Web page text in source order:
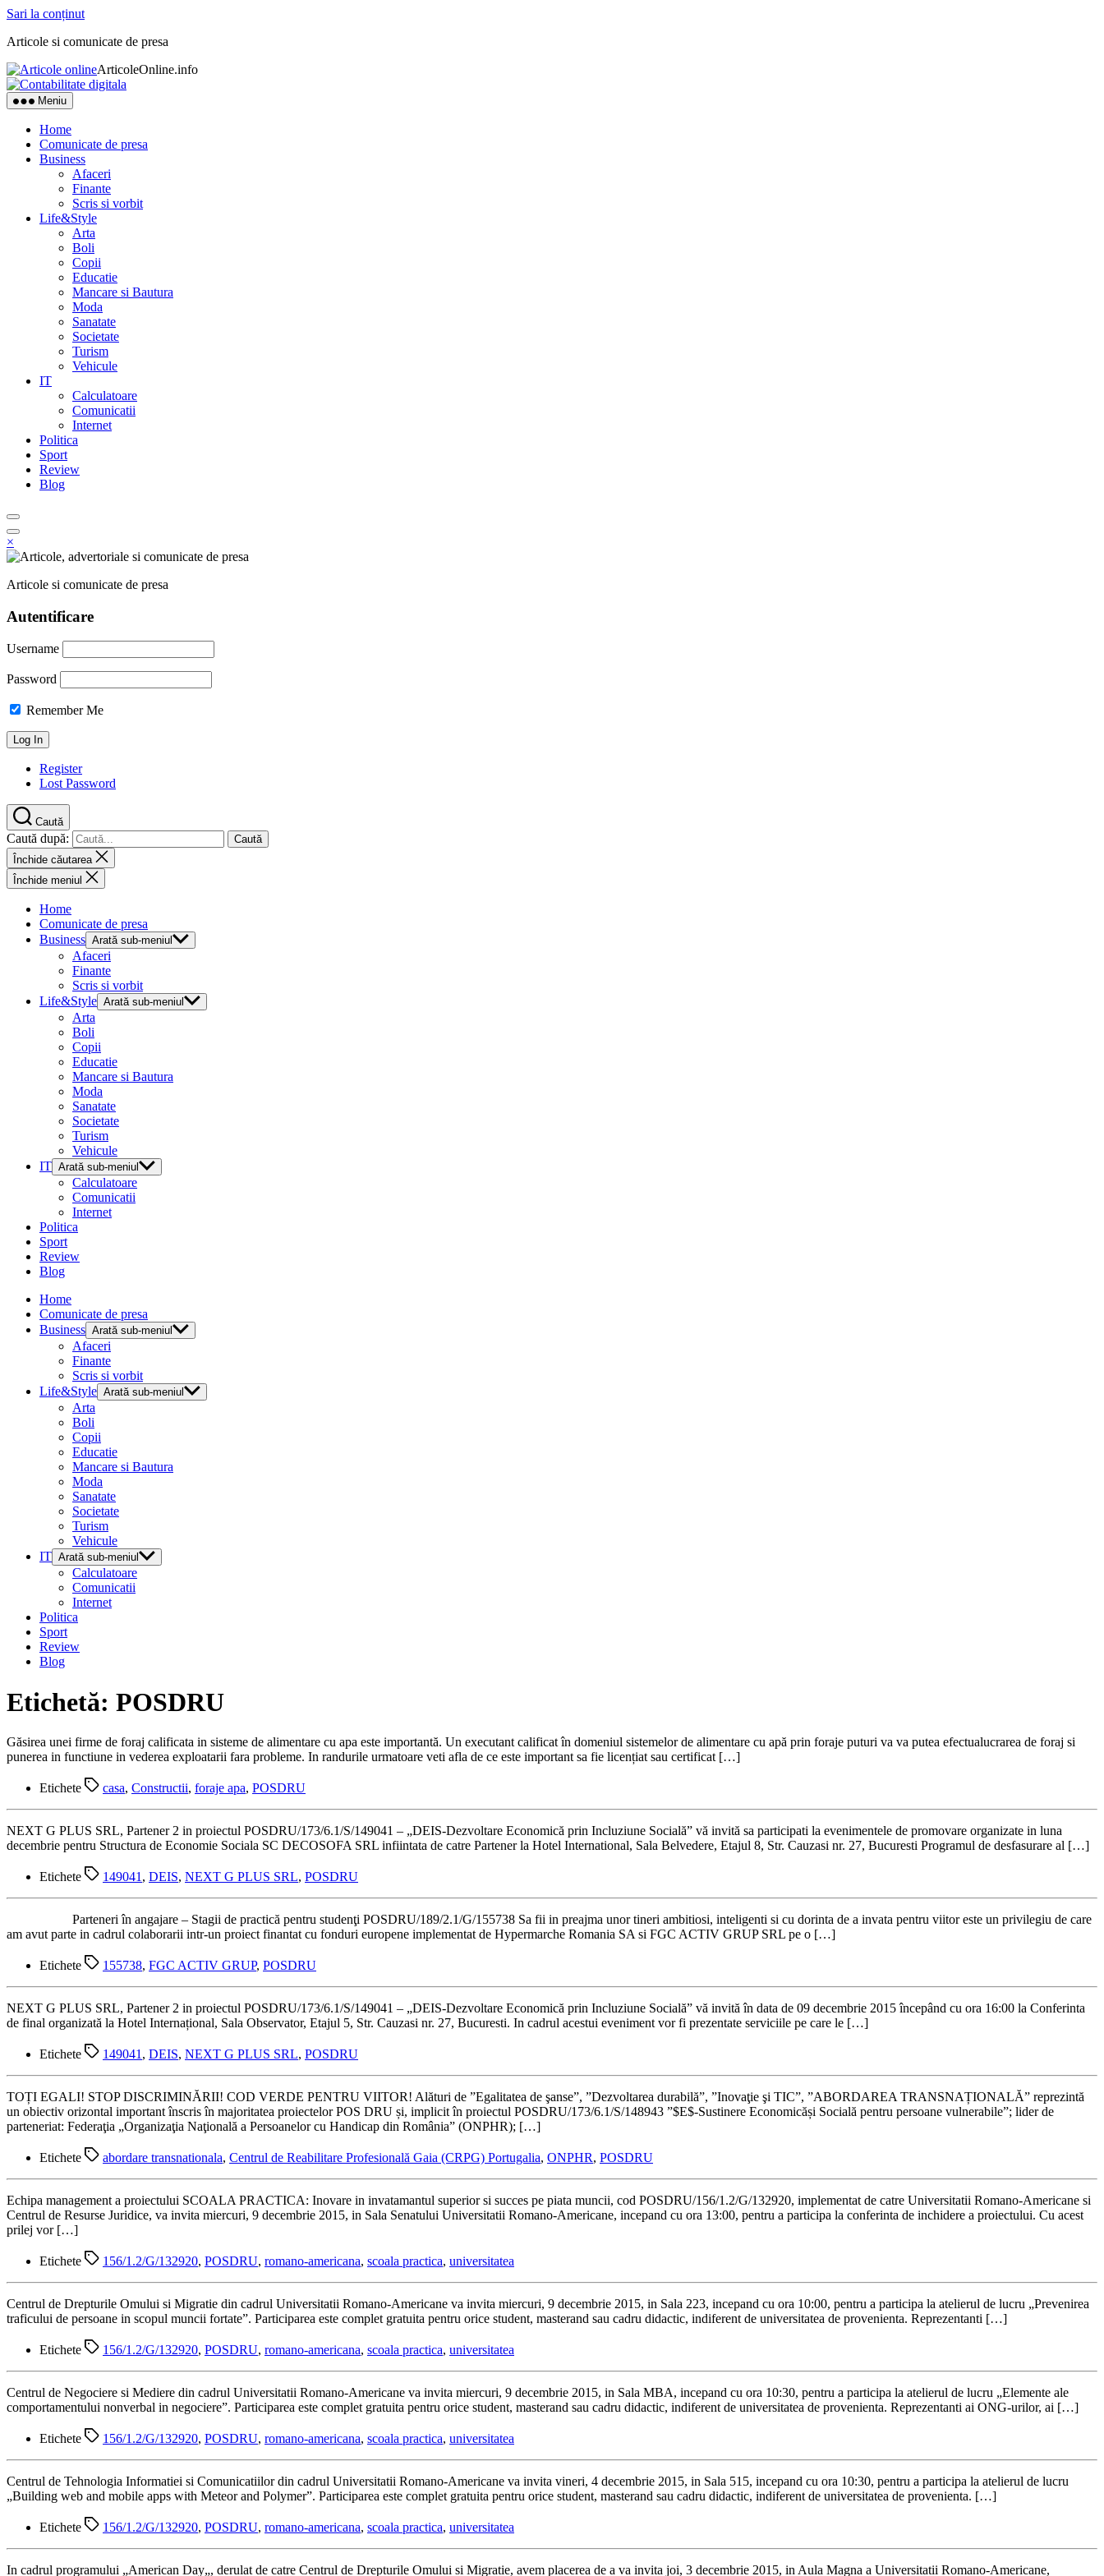
Sari la conținut
Articole si comunicate de presa
ArticoleOnline.info
Meniu
Home
Comunicate de presa
Business
Afaceri
Finante
Scris si vorbit
Life&Style
Arta
Boli
Copii
Educatie
Mancare si Bautura
Moda
Sanatate
Societate
Turism
Vehicule
IT
Calculatoare
Comunicatii
Internet
Politica
Sport
Review
Blog
×
Articole si comunicate de presa
Autentificare
Username
Password
Remember Me
Register
Lost Password
Caută
Caută după:
Închide căutarea
Închide meniul
Home
Comunicate de presa
Business Arată sub-meniul
Afaceri
Finante
Scris si vorbit
Life&Style Arată sub-meniul
Arta
Boli
Copii
Educatie
Mancare si Bautura
Moda
Sanatate
Societate
Turism
Vehicule
IT Arată sub-meniul
Calculatoare
Comunicatii
Internet
Politica
Sport
Review
Blog
Home
Comunicate de presa
Business Arată sub-meniul
Afaceri
Finante
Scris si vorbit
Life&Style Arată sub-meniul
Arta
Boli
Copii
Educatie
Mancare si Bautura
Moda
Sanatate
Societate
Turism
Vehicule
IT Arată sub-meniul
Calculatoare
Comunicatii
Internet
Politica
Sport
Review
Blog
Etichetă: POSDRU
Găsirea unei firme de foraj calificata in sisteme de alimentare cu apa este importantă. Un executant calificat în domeniul sistemelor de alimentare cu apă prin foraje puturi va va putea efectualucrarea de foraj si
punerea in functiune in vederea exploatarii fara probleme. In randurile urmatoare veti afla de ce este important sa fie licențiat sau certificat […]
Etichete casa, Constructii, foraje apa, POSDRU
NEXT G PLUS SRL, Partener 2 in proiectul POSDRU/173/6.1/S/149041 – „DEIS-Dezvoltare Economică prin Incluziune Socială” vă invită sa participati la evenimentele de promovare organizate in luna
decembrie pentru Structura de Economie Sociala SC DECOSOFA SRL infiintata de catre Partener la Hotel International, Sala Belvedere, Etajul 8, Str. Cauzasi nr. 27, Bucuresti Programul de desfasurare al […]
Etichete 149041 , DEIS, NEXT G PLUS SRL, POSDRU
Parteneri în angajare – Stagii de practică pentru studenţi POSDRU/189/2.1/G/155738 Sa fii in preajma unor tineri ambitiosi, inteligenti si cu dorinta de a invata pentru viitor este un privilegiu de care
am avut parte in cadrul colaborarii intr-un proiect finantat cu fonduri europene implementat de Hypermarche Romania SA si FGC ACTIV GRUP SRL pe o […]
Etichete 155738, FGC ACTIV GRUP, POSDRU
NEXT G PLUS SRL, Partener 2 in proiectul POSDRU/173/6.1/S/149041 – „DEIS-Dezvoltare Economică prin Incluziune Socială” vă invită în data de 09 decembrie 2015 începând cu ora 16:00 la Conferinta
de final organizată la Hotel Internațional, Sala Observator, Etajul 5, Str. Cauzasi nr. 27, Bucuresti. In cadrul acestui eveniment vor fi prezentate serviciile pe care le […]
Etichete 149041 , DEIS, NEXT G PLUS SRL, POSDRU
TOȚI EGALI! STOP DISCRIMINĂRII! COD VERDE PENTRU VIITOR! Alături de ”Egalitatea de şanse”, ”Dezvoltarea durabilă”, ”Inovaţie şi TIC”, ”ABORDAREA TRANSNAȚIONALĂ” reprezintă
un obiectiv orizontal important înscris în majoritatea proiectelor POS DRU și, implicit în proiectul POSDRU/173/6.1/S/148943 ”$E$-Sustinere Economicăși Socială pentru persoane vulnerabile”; lider de
parteneriat: Federaţia „Organizaţia Naţională a Persoanelor cu Handicap din România” (ONPHR); […]
Etichete abordare transnationala, Centrul de Reabilitare Profesională Gaia (CRPG) Portugalia, ONPHR, POSDRU
Echipa management a proiectului SCOALA PRACTICA: Inovare in invatamantul superior si succes pe piata muncii, cod POSDRU/156/1.2/G/132920, implementat de catre Universitatii Romano-Americane si
Centrul de Resurse Juridice, va invita miercuri, 9 decembrie 2015, in Sala Senatului Universitatii Romano-Americane, incepand cu ora 13:00, pentru a participa la conferinta de inchidere a proiectului. Cu acest
prilej vor […]
Etichete 156/1.2/G/132920, POSDRU, romano-americana, scoala practica, universitatea
Centrul de Drepturile Omului si Migratie din cadrul Universitatii Romano-Americane va invita miercuri, 9 decembrie 2015, in Sala 223, incepand cu ora 10:00, pentru a participa la atelierul de lucru „Prevenirea
traficului de persoane in scopul muncii fortate”. Participarea este complet gratuita pentru orice student, masterand sau cadru didactic, indiferent de universitatea de provenienta. Reprezentanti […]
Etichete 156/1.2/G/132920, POSDRU, romano-americana, scoala practica, universitatea
Centrul de Negociere si Mediere din cadrul Universitatii Romano-Americane va invita miercuri, 9 decembrie 2015, in Sala MBA, incepand cu ora 10:30, pentru a participa la atelierul de lucru „Elemente ale
comportamentului nonverbal in negociere”. Participarea este complet gratuita pentru orice student, masterand sau cadru didactic, indiferent de universitatea de provenienta. Reprezentanti ai ONG-urilor, ai […]
Etichete 156/1.2/G/132920, POSDRU, romano-americana, scoala practica, universitatea
Centrul de Tehnologia Informatiei si Comunicatiilor din cadrul Universitatii Romano-Americane va invita vineri, 4 decembrie 2015, in Sala 515, incepand cu ora 10:30, pentru a participa la atelierul de lucru
„Building web and mobile apps with Meteor and Polymer”. Participarea este complet gratuita pentru orice student, masterand sau cadru didactic, indiferent de universitatea de provenienta. […]
Etichete 156/1.2/G/132920, POSDRU, romano-americana, scoala practica, universitatea
In cadrul programului „American Day„, derulat de catre Centrul de Drepturile Omului si Migratie, avem placerea de a va invita joi, 3 decembrie 2015, in Aula Magna a Universitatii Romano-Americane,